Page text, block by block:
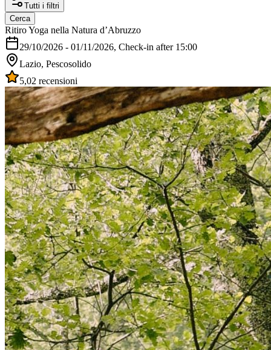
Tutti i filtri
Cerca
Ritiro Yoga nella Natura d’Abruzzo
29/10/2026 - 01/11/2026, Check-in after 15:00
Lazio, Pescosolido
5,02 recensioni